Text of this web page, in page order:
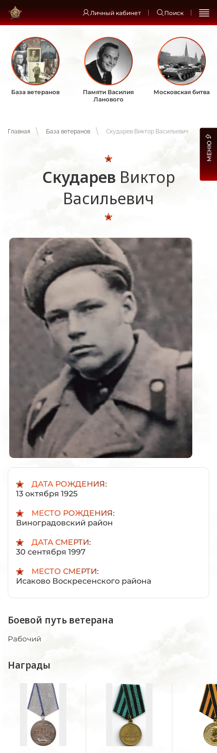
Личный кабинет Поиск
База ветеранов
Памяти Василия
Ланового
Московская битва
Главная База ветеранов Скударев Виктор Васильевич
Скударев Виктор
Васильевич
ДАТА РОЖДЕНИЯ:
13 октября 1925
МЕСТО РОЖДЕНИЯ:
Виноградовский район
ДАТА СМЕРТИ:
30 сентября 1997
МЕСТО СМЕРТИ:
Исаково Воскресенского района
Боевой путь ветерана
Рабочий
Награды
МЕНЮ